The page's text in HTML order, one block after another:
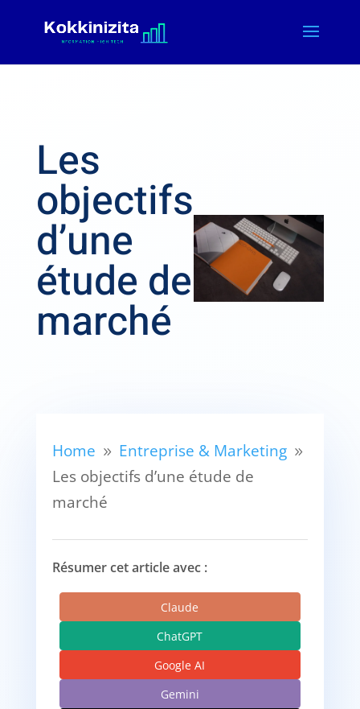
Les
objectifs
d’une
étude de
marché
Home 9 Entreprise & Marketing 9
Les objectifs d’une étude de
marché
Résumer cet article avec :
Claude
ChatGPT
Google AI
Gemini